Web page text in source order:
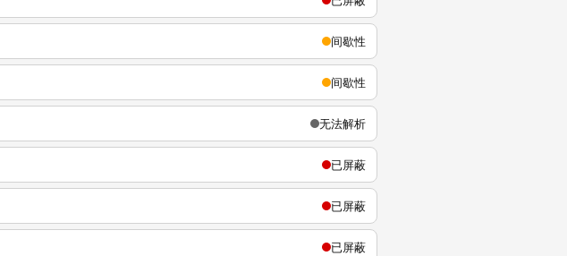
间歇性
间歇性
无法解析
已屏蔽
已屏蔽
已屏蔽